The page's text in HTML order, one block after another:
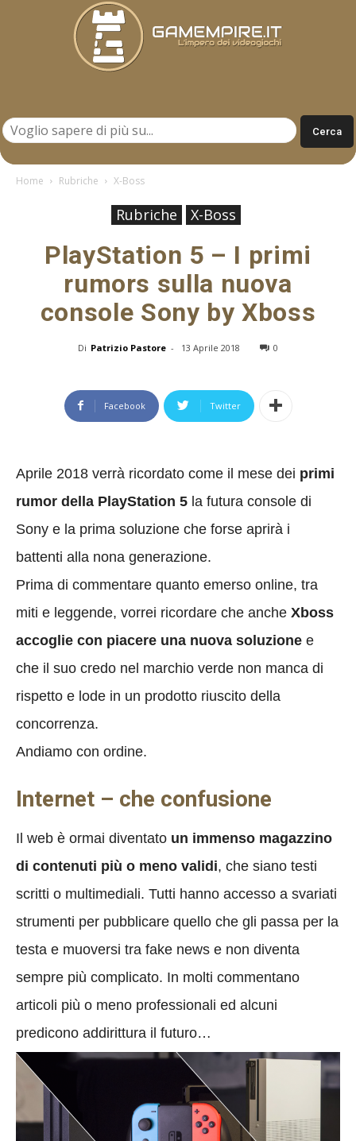
Home Rubriche X-Boss
Rubriche X-Boss
PlayStation 5 – I primi
rumors sulla nuova
console Sony by Xboss
Di Patrizio Pastore - 13 Aprile 2018 0
Facebook Twitter
Aprile 2018 verrà ricordato come il mese dei primi
rumor della PlayStation 5 la futura console di
Sony e la prima soluzione che forse aprirà i
battenti alla nona generazione.
Prima di commentare quanto emerso online, tra
miti e leggende, vorrei ricordare che anche Xboss
accoglie con piacere una nuova soluzione e
che il suo credo nel marchio verde non manca di
rispetto e lode in un prodotto riuscito della
concorrenza.
Andiamo con ordine.
Internet – che confusione
Il web è ormai diventato un immenso magazzino
di contenuti più o meno validi, che siano testi
scritti o multimediali. Tutti hanno accesso a svariati
strumenti per pubblicare quello che gli passa per la
testa e muoversi tra fake news e non diventa
sempre più complicato. In molti commentano
articoli più o meno professionali ed alcuni
predicono addirittura il futuro…